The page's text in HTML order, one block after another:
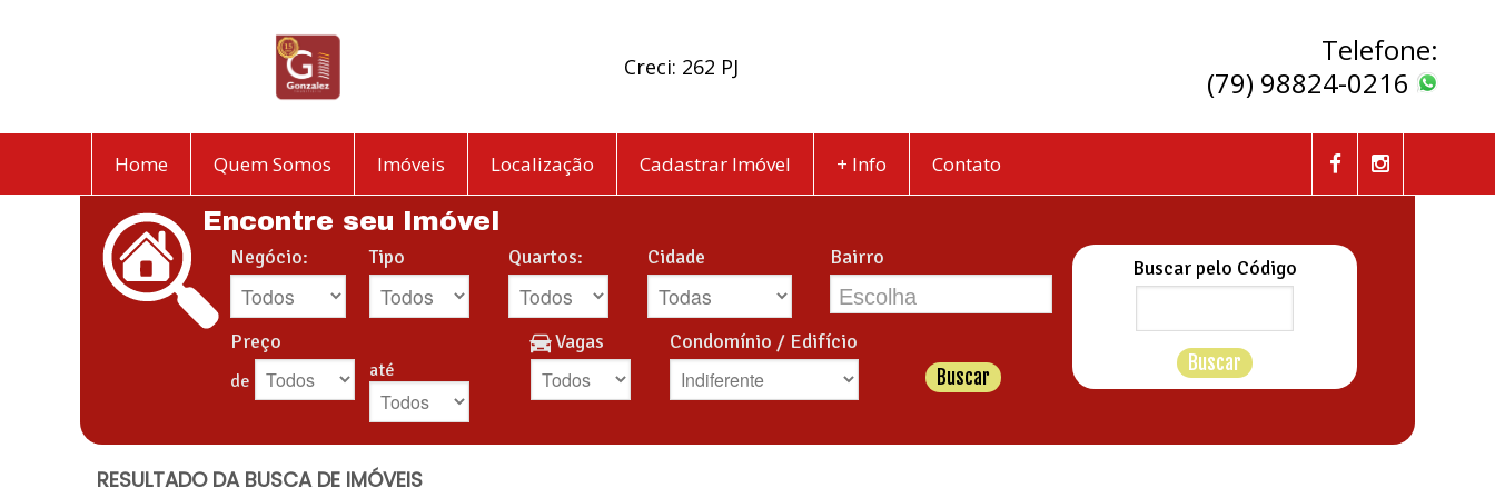
Creci: 262 PJ
Telefone:
(79) 98824-0216
Home Quem Somos Imóveis Localização Cadastrar Imóvel + Info Contato
Encontre seu Imóvel
Negócio: Tipo Quartos: Cidade
Bairro
Escolha
Preço
de até
Vagas Condomínio / Edifício
Buscar pelo Código
RESULTADO DA BUSCA DE IMÓVEIS